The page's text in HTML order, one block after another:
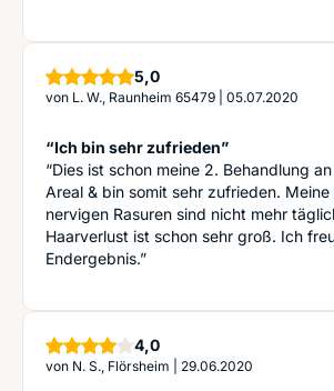
5,0Sterne
von L. W., Raunheim 65479 05.07.2020
“Ich bin sehr zufrieden”
“Dies ist schon meine 2. Behandlung
Areal & bin somit sehr zufrieden.
nervigen Rasuren sind nicht mehr
Haarverlust ist schon sehr groß. Ich
Endergebnis.”
4,0Sterne
von N. S., Flörsheim 29.06.2020